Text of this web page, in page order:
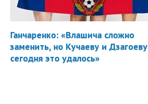
Ганчаренко: «Влашича сложно
заменить, но Кучаеву и Дзагоеву
сегодня это удалось»